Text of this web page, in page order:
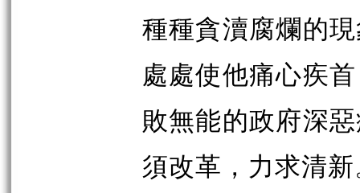
種種貪瀆腐爛的
處處使他痛心疾
敗無能的政府深
須改革，力求清